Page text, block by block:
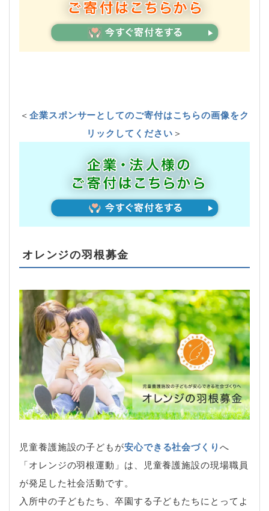
＜企業スポンサーとしてのご寄付はこちらの画像をク
リックしてください＞
オレンジの羽根募金
児童養護施設の子どもが安心できる社会づくりへ
「オレンジの羽根運動」は、児童養護施設の現場職員
が発足した社会活動です。
入所中の子どもたち、卒園する子どもたちにとってよ